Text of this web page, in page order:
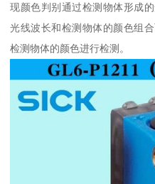
现颜色判别通过检测物体形成
光线波长和检测物体的颜色组
检测物体的颜色进行检测。